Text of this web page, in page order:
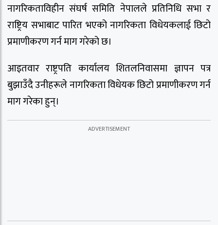
नागरिकताविहीन संघर्ष समिति नेपालले प्रतिनिधि सभा र
राष्ट्रिय सभाबाट पारित भएको नागरिकता विधेयकलाई छिटो
प्रमाणीकरण गर्न माग गरेको छ।
आइतवार राष्ट्रपति कार्यालय शितलनिवासमा ज्ञापन पत्र
बुझाउँदै उनीहरूले नागरिकता विधेयक छिटो प्रमाणीकरण गर्न
माग गरेका हुन्।